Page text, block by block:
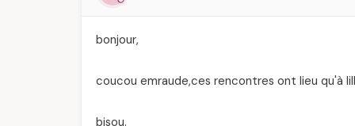
bonjour,
coucou emraude,ces rencontres ont lieu qu'à
bisou.